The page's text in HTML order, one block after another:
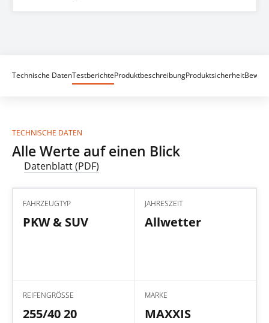
Technische DatenTestberichteProduktbeschreibungProduktsicherheit
TECHNISCHE DATEN
Alle Werte auf einen Blick
Datenblatt (PDF)
FAHRZEUGTYP
PKW & SUV
JAHRESZEIT
Allwetter
REIFENGRÖSSE
255/40 20
MARKE
MAXXIS